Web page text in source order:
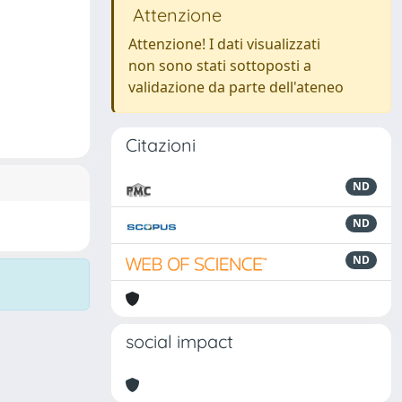
Attenzione
Attenzione! I dati visualizzati
non sono stati sottoposti a
validazione da parte dell'ateneo
Citazioni
ND
ND
ND
social impact